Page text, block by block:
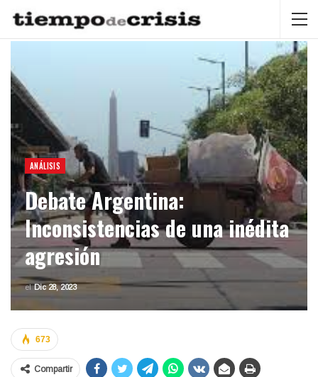
ANÁLISIS
Debate Argentina:
Inconsistencias de una inédita
agresión
elDic 28, 2023
673
Compartir